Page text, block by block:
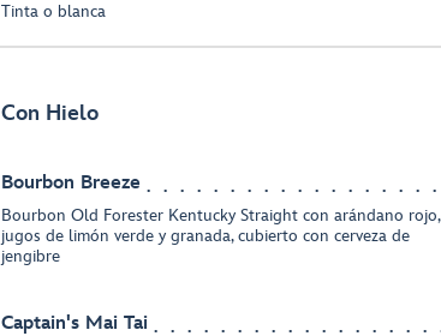
Tinta o blanca
Con Hielo
Bourbon Breeze
Bourbon Old Forester Kentucky Straight con arándano rojo,
jugos de limón verde y granada, cubierto con cerveza de
jengibre
Captain's Mai Tai